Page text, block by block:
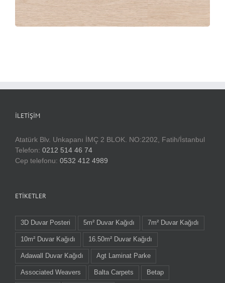
İLETIŞIM
Atatürk Blv. Unkapanı İMÇ 2 BLOK. NO:2202, Fatih/İstanbul
Telefon: 0212 514 46 74
Cep telefonu: 0532 412 4989
ETIKETLER
3D Duvar Posteri 5m² Duvar Kağıdı 7m² Duvar Kağıdı
10m² Duvar Kağıdı 16.50m² Duvar Kağıdı
Adawall Duvar Kağıdı Agt Laminat Parke
Associated Weavers Balta Carpets Betap